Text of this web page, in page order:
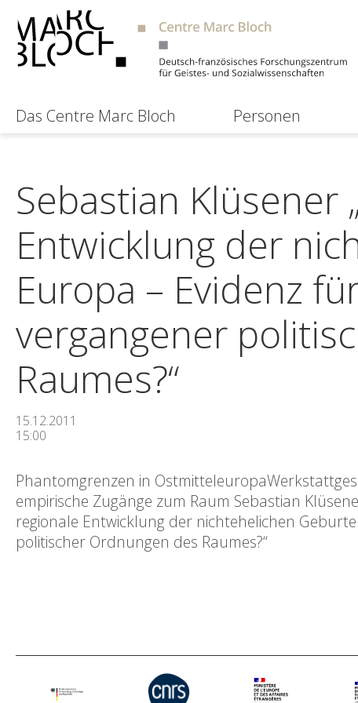
Das Centre Marc Bloch Personen
Sebastian Klüsener
Entwicklung der
Europa – Evidenz
vergangener
Raumes?“
15.12.2011
15:00
Phantomgrenzen in
empirische Zugänge zum Raum Sebastian
regionale Entwicklung der nichtehelichen
politischer Ordnungen des Raumes?“